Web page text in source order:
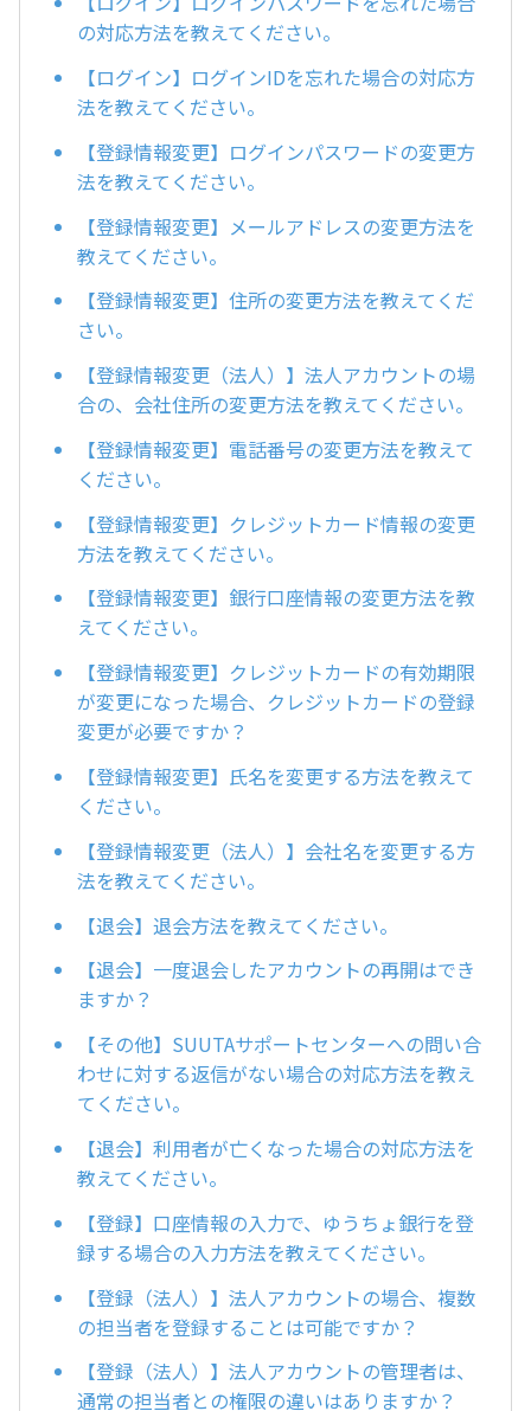
の対応方法を教えてください。
【ログイン】ログインIDを忘れた場合の対応方
法を教えてください。
【登録情報変更】ログインパスワードの変更方
法を教えてください。
【登録情報変更】メールアドレスの変更方法を
教えてください。
【登録情報変更】住所の変更方法を教えてくだ
さい。
【登録情報変更（法人）】法人アカウントの場
合の、会社住所の変更方法を教えてください。
【登録情報変更】電話番号の変更方法を教えて
ください。
【登録情報変更】クレジットカード情報の変更
方法を教えてください。
【登録情報変更】銀行口座情報の変更方法を教
えてください。
【登録情報変更】クレジットカードの有効期限
が変更になった場合、クレジットカードの登録
変更が必要ですか？
【登録情報変更】氏名を変更する方法を教えて
ください。
【登録情報変更（法人）】会社名を変更する方
法を教えてください。
【退会】退会方法を教えてください。
【退会】一度退会したアカウントの再開はでき
ますか？
【その他】SUUTAサポートセンターへの問い合
わせに対する返信がない場合の対応方法を教え
てください。
【退会】利用者が亡くなった場合の対応方法を
教えてください。
【登録】口座情報の入力で、ゆうちょ銀行を登
録する場合の入力方法を教えてください。
【登録（法人）】法人アカウントの場合、複数
の担当者を登録することは可能ですか？
【登録（法人）】法人アカウントの管理者は、
通常の担当者との権限の違いはありますか？